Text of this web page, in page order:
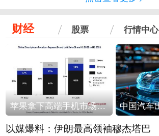
财经 股票 行情中心
苹果拿下高端手机市场65%的份额：iPhone 17系列功不可没
以媒爆料：伊朗最高领袖穆杰塔巴